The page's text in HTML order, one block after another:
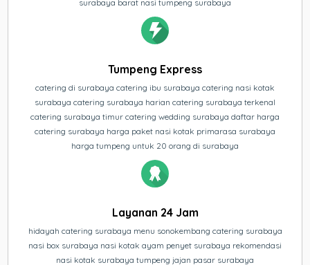
surabaya barat nasi tumpeng surabaya
Tumpeng Express
catering di surabaya catering ibu surabaya catering nasi kotak
surabaya catering surabaya harian catering surabaya terkenal
catering surabaya timur catering wedding surabaya daftar harga
catering surabaya harga paket nasi kotak primarasa surabaya
harga tumpeng untuk 20 orang di surabaya
Layanan 24 Jam
hidayah catering surabaya menu sonokembang catering surabaya
nasi box surabaya nasi kotak ayam penyet surabaya rekomendasi
nasi kotak surabaya tumpeng jajan pasar surabaya